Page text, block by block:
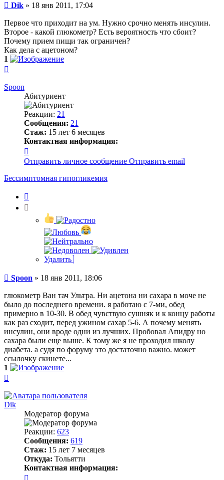
Сообщение
Dik » 18 янв 2011, 17:04
Первое что приходит на ум. Нужно срочно менять инсулин.
Второе - какой глюкометр? Есть вероятность что сбоит?
Почему прием пищи так ограничен?
Как дела с ацетоном?
1
началу
Spoon
Абитуриент
Реакции: 21
Сообщения: 21
Стаж: 15 лет 6 месяцев
Контактная информация:
информация
пользователя
Spoon
Отправить личное сообщение Отправить email
Бессимптомная гипогликемия
Удалить
Сообщение
Spoon » 18 янв 2011, 18:06
глюкометр Ван тач Ультра. Ни ацетона ни сахара в моче не
было до последнего времени. я работаю с 7-ми, обед
примерно в 10-30. В обед чувствую сушняк и к концу работы
как раз сходит, перед ужином сахар 5-6. А почему менять
инсулин, они вроде одни из лучших. Пробовал Апидру но
сахара были еще выше. К тому же я не проходил школу
диабета. а судя по форуму это достаточно важно. может
ссылочку скинете...
1
началу
Dik
Модератор форума
Реакции: 623
Сообщения: 619
Стаж: 15 лет 7 месяцев
Откуда: Тольятти
Контактная информация: